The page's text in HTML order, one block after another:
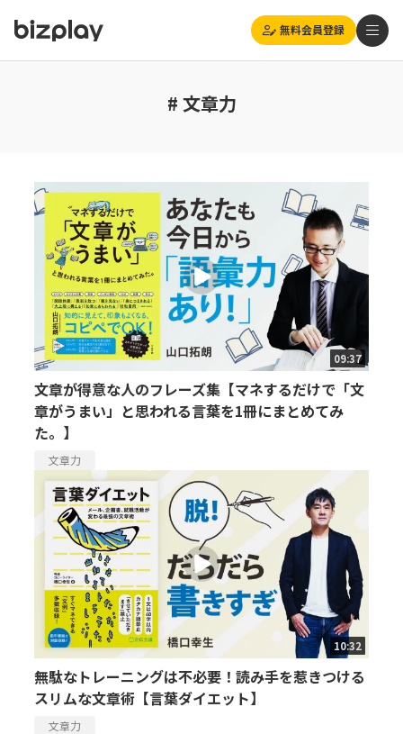
無料会員登録
# 文章力
09:37
文章が得意な人のフレーズ集【マネするだけで「文
章がうまい」と思われる言葉を1冊にまとめてみ
た。】
文章力
10:32
無駄なトレーニングは不必要！読み手を惹きつける
スリムな文章術【言葉ダイエット】
文章力